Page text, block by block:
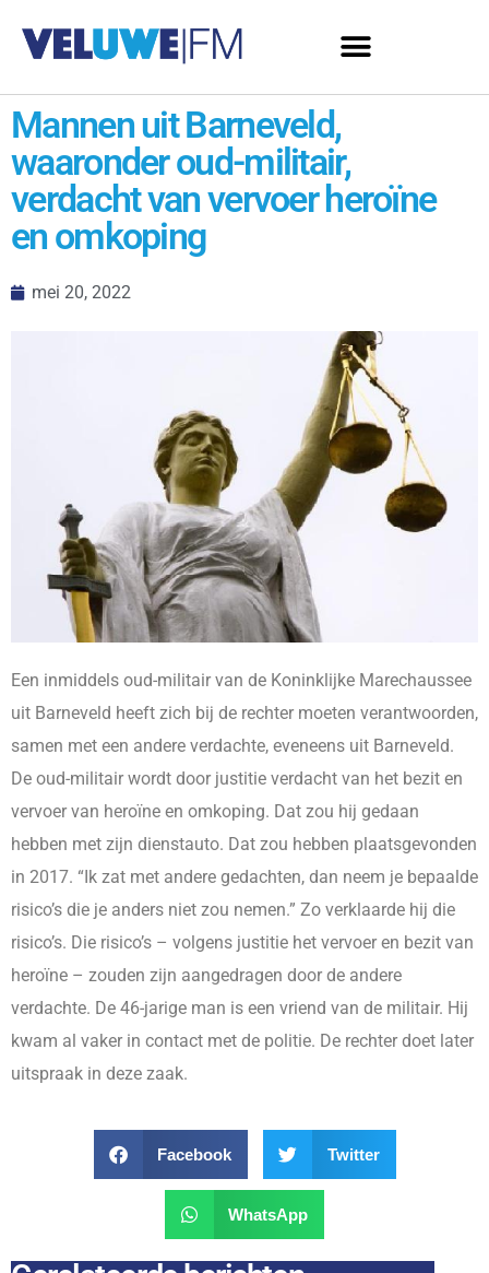
Mannen uit Barneveld,
waaronder oud-militair,
verdacht van vervoer heroïne
en omkoping
mei 20, 2022
Een inmiddels oud-militair van de Koninklijke Marechaussee
uit Barneveld heeft zich bij de rechter moeten verantwoorden,
samen met een andere verdachte, eveneens uit Barneveld.
De oud-militair wordt door justitie verdacht van het bezit en
vervoer van heroïne en omkoping. Dat zou hij gedaan
hebben met zijn dienstauto. Dat zou hebben plaatsgevonden
in 2017. “Ik zat met andere gedachten, dan neem je bepaalde
risico’s die je anders niet zou nemen.” Zo verklaarde hij die
risico’s. Die risico’s – volgens justitie het vervoer en bezit van
heroïne – zouden zijn aangedragen door de andere
verdachte. De 46-jarige man is een vriend van de militair. Hij
kwam al vaker in contact met de politie. De rechter doet later
uitspraak in deze zaak.
Facebook Twitter
WhatsApp